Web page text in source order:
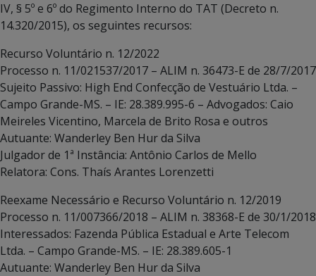
IV, § 5º e 6º do Regimento Interno do TAT (Decreto n.
14.320/2015), os seguintes recursos:
Recurso Voluntário n. 12/2022
Processo n. 11/021537/2017 – ALIM n. 36473-E de 28/7/2017
Sujeito Passivo: High End Confecção de Vestuário Ltda. –
Campo Grande-MS. – IE: 28.389.995-6 – Advogados: Caio
Meireles Vicentino, Marcela de Brito Rosa e outros
Autuante: Wanderley Ben Hur da Silva
Julgador de 1ª Instância: Antônio Carlos de Mello
Relatora: Cons. Thaís Arantes Lorenzetti
Reexame Necessário e Recurso Voluntário n. 12/2019
Processo n. 11/007366/2018 – ALIM n. 38368-E de 30/1/2018
Interessados: Fazenda Pública Estadual e Arte Telecom
Ltda. – Campo Grande-MS. – IE: 28.389.605-1
Autuante: Wanderley Ben Hur da Silva